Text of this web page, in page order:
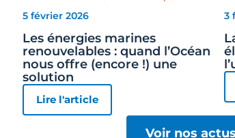
5 février 2026
Les énergies marines
renouvelables : quand l’Océan
nous offre (encore !) une
solution
Lire l'article
3
Voir nos actus